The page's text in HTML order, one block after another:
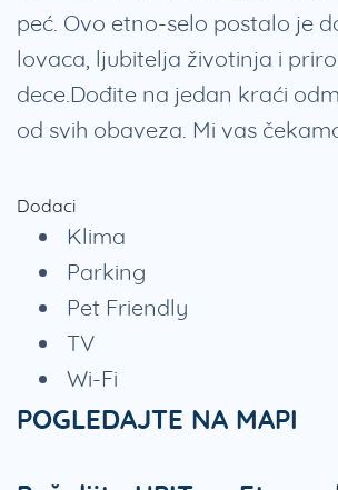
peć. Ovo etno-selo postalo je
lovaca, ljubitelja životinja i
dece.Dođite na jedan kraći
od svih obaveza. Mi vas
Dodaci
Klima
Parking
Pet Friendly
TV
Wi-Fi
POGLEDAJTE NA MAPI